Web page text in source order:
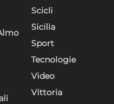
Scicli
Sicilia
Sport
Tecnologie
Video
Vittoria